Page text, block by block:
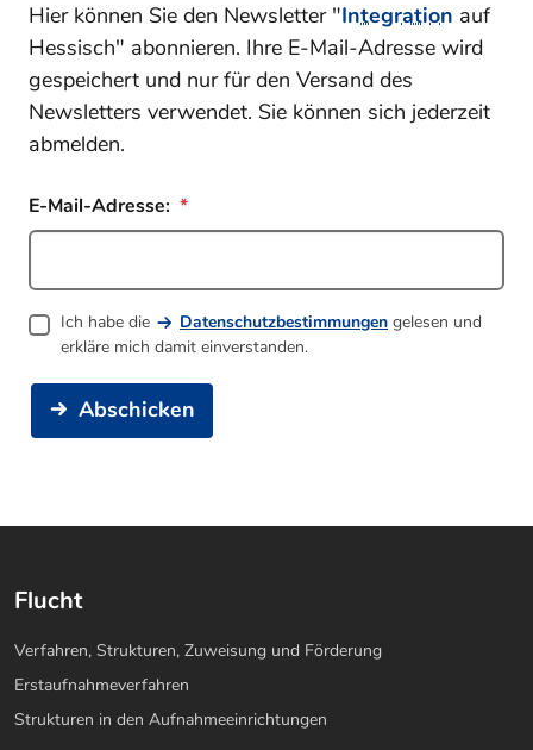
Hier können Sie den Newsletter "Integration auf
Hessisch" abonnieren. Ihre E-Mail-Adresse wird
gespeichert und nur für den Versand des
Newsletters verwendet. Sie können sich jederzeit
abmelden.
E-Mail-Adresse:
Ich habe die Datenschutzbestimmungen gelesen und
erkläre mich damit einverstanden.
Abschicken
Flucht
Verfahren, Strukturen, Zuweisung und Förderung
Erstaufnahmeverfahren
Strukturen in den Aufnahmeeinrichtungen